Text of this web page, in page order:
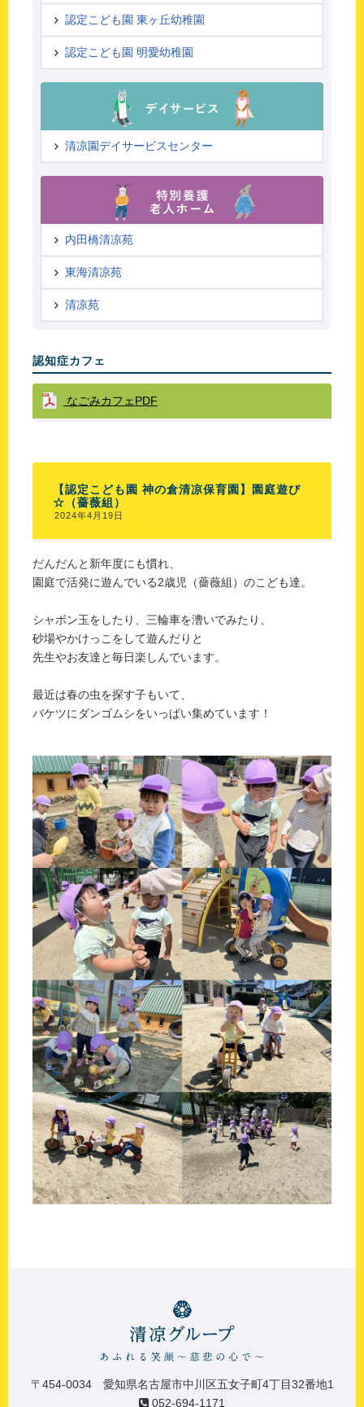
認定こども園 東ヶ丘幼稚園
認定こども園 明愛幼稚園
清凉園デイサービスセンター
内田橋清凉苑
東海清凉苑
清凉苑
認知症カフェ
なごみカフェPDF
【認定こども園 神の倉清凉保育園】園庭遊び
☆（薔薇組）
2024年4月19日
だんだんと新年度にも慣れ、
園庭で活発に遊んでいる2歳児（薔薇組）のこども達。
シャボン玉をしたり、三輪車を漕いでみたり、
砂場やかけっこをして遊んだりと
先生やお友達と毎日楽しんでいます。
最近は春の虫を探す子もいて、
バケツにダンゴムシをいっぱい集めています！
〒454-0034 愛知県名古屋市中川区五女子町4丁目32番地1
052-694-1171